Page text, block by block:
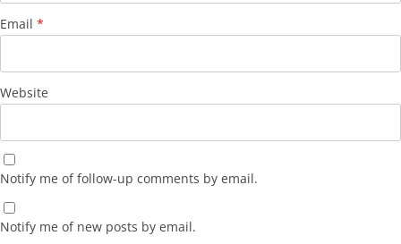
Email *
Website
Notify me of follow-up comments by email.
Notify me of new posts by email.